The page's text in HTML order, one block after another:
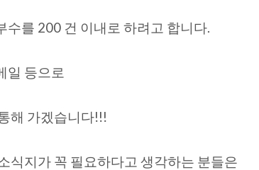
수를 200 건 이내로 하려고 합니다.
일 등으로
해 가겠습니다!!!
식지가 꼭 필요하다고 생각하는 분들은